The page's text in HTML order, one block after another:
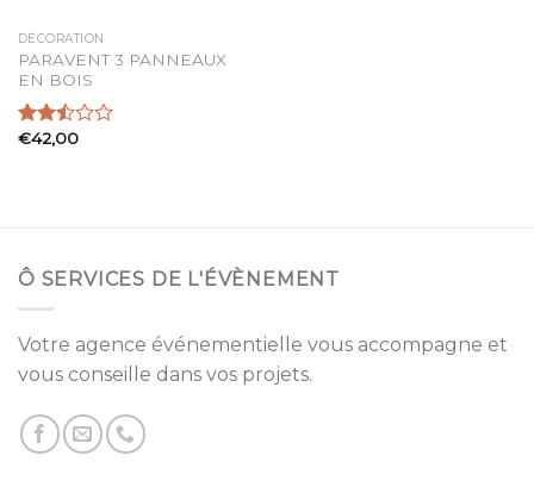
DÉCORATION
PARAVENT 3 PANNEAUX
EN BOIS
Note
€42,00
Ô SERVICES DE L'ÉVÈNEMENT
Votre agence événementielle vous accompagne et
vous conseille dans vos projets.